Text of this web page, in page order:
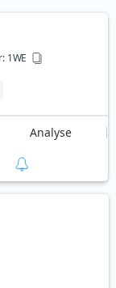
1WE
Analyse